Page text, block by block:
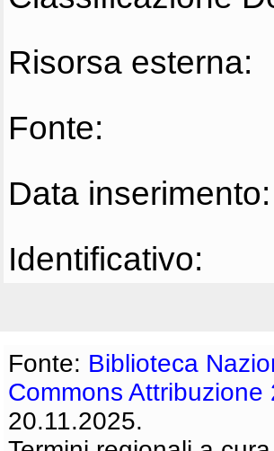
Risorsa esterna:
Fonte:
Data inserimento:
Identificativo:
Fonte: Biblioteca
Commons Attribuzione
20.11.2025.